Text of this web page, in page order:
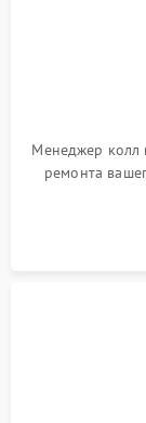
Менеджер колл
ремонта